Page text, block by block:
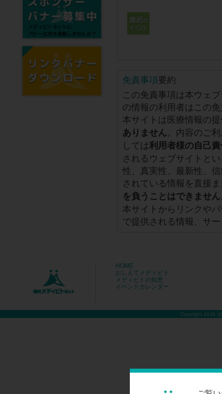
免責事項要約
この免責事項は本ウェ
の情報の利用者はこの
本サイトは医療情報の
ありません。内容のご
しては利用者様の自己
されるウェブサイトと
性、真実性、最新性、
されている情報を直接
を負うことはできません
本サイトからリンクや
で提供される情報、サ
HOME
おしえてメディビト
メディビトの知恵
イベントカレンダー
Copyright 2026